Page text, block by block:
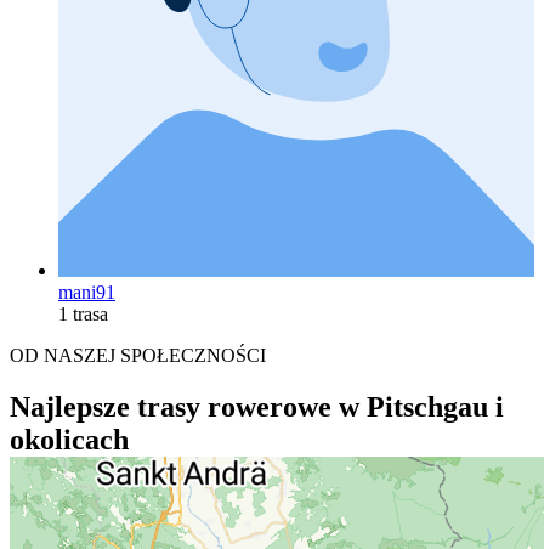
mani91
1 trasa
OD NASZEJ SPOŁECZNOŚCI
Najlepsze trasy rowerowe w Pitschgau i
okolicach